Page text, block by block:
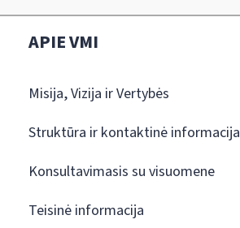
APIE VMI
Misija, Vizija ir Vertybės
Struktūra ir kontaktinė informacija
Konsultavimasis su visuomene
Teisinė informacija